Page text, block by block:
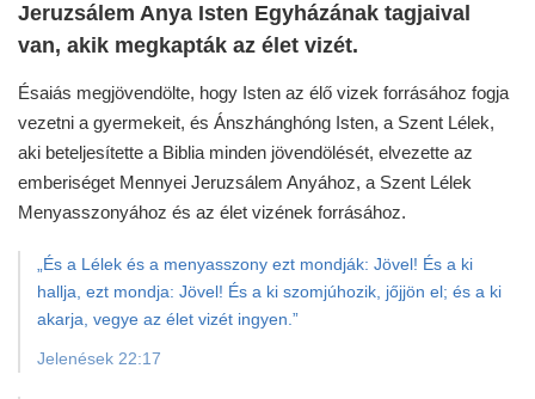
Jeruzsálem Anya Isten Egyházának tagjaival
van, akik megkapták az élet vizét.
Ésaiás megjövendölte, hogy Isten az élő vizek forrásához fogja
vezetni a gyermekeit, és Ánszhánghóng Isten, a Szent Lélek,
aki beteljesítette a Biblia minden jövendölését, elvezette az
emberiséget Mennyei Jeruzsálem Anyához, a Szent Lélek
Menyasszonyához és az élet vizének forrásához.
„És a Lélek és a menyasszony ezt mondják: Jövel! És a ki
hallja, ezt mondja: Jövel! És a ki szomjúhozik, jőjjön el; és a ki
akarja, vegye az élet vizét ingyen.”
Jelenések 22:17